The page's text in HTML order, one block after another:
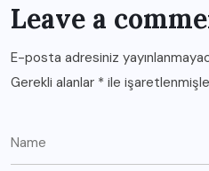
Leave a
E-posta adresiniz
Gerekli alanlar * ile